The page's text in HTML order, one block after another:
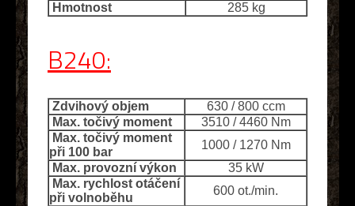
Hmotnost
285 kg
B240:
Zdvihový objem
630 / 800 ccm
Max. točivý moment
3510 / 4460 Nm
Max. točivý moment
při 100 bar
1000 / 1270 Nm
Max. provozní výkon
35 kW
Max. rychlost otáčení
při volnoběhu
600 ot./min.